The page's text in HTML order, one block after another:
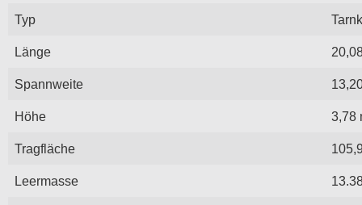
Typ
Länge
Spannweite
Höhe 3,78
Tragfläche
Leermasse